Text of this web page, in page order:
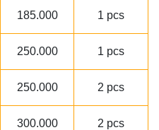
185.000 1 pcs
250.000 1 pcs
250.000 2 pcs
300.000 2 pcs